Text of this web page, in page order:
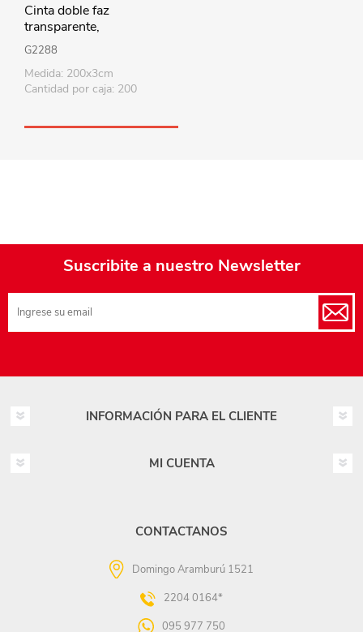
Cinta doble faz
transparente,
2mx3cmx1mm
G2288
Medida: 200x3cm
Cantidad por caja: 200
Suscribite a nuestro Newsletter
INFORMACIÓN PARA EL CLIENTE
MI CUENTA
CONTACTANOS
Domingo Aramburú 1521
2204 0164*
095 977 750